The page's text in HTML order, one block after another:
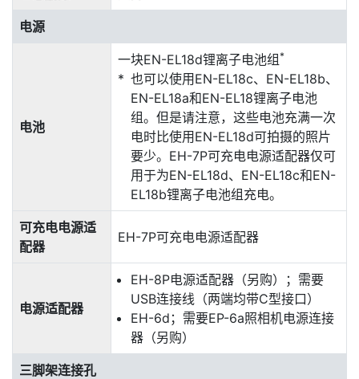
电源
电池
一块EN-EL18d锂离子电池组 *
也可以使用EN-EL18c、EN-EL18b、
EN-EL18a和EN-EL18锂离子电池
组。但是请注意，这些电池充满一次
电时比使用EN-EL18d可拍摄的照片
要少。EH-7P可充电电源适配器仅可
用于为EN-EL18d、EN-EL18c和EN-
EL18b锂离子电池组充电。
可充电电源适
配器
EH-7P可充电电源适配器
电源适配器
EH-8P电源适配器（另购）；需要
USB连接线（两端均带C型接口）
EH-6d；需要EP-6a照相机电源连接
器（另购）
三脚架连接孔